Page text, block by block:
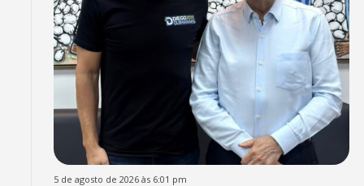
5 de agosto de 2026 às 6:01 pm